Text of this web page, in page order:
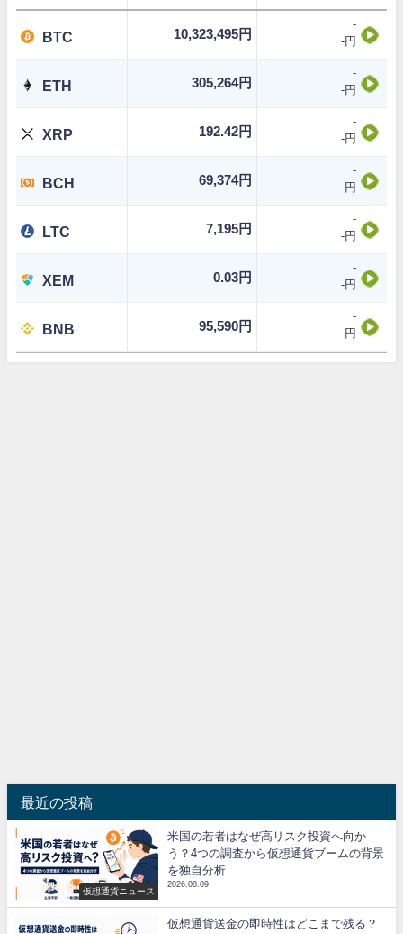
BTC 10,323,495円
-
-円
ETH 305,264円
-
-円
XRP 192.42円
-
-円
BCH 69,374円
-
-円
LTC 7,195円
-
-円
XEM 0.03円
-
-円
BNB 95,590円
-
-円
最近の投稿
仮想通貨ニュース
米国の若者はなぜ高リスク投資へ向か
う？4つの調査から仮想通貨ブームの背景
を独自分析
2026.08.09
仮想通貨送金の即時性はどこまで残る？